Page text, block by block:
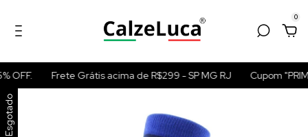
0
OFF. Frete Grátis acima de R$299 - SP MG RJ Cupom
Esgotado